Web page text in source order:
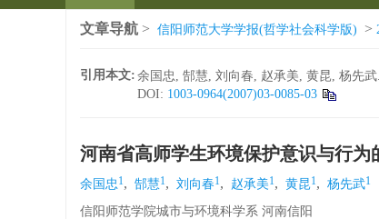
文章导航 > 信阳师范大学学报(哲学社会科学版) >
引用本文: 余国忠, 郜慧, 刘向春, 赵承美, 黄昆, 杨先
DOI: 1003-0964(2007)03-0085-03
河南省高师学生环境保护意识与行为
余国忠1, 郜慧1, 刘向春1, 赵承美1, 黄昆1, 杨先武1
信阳师范学院城市与环境科学系 河南信阳